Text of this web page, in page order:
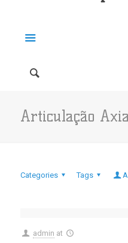
Articulação
Categories Tags
admin at